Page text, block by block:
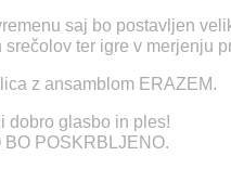
saj bo postavljen
srečolov ter igre v merjenju
z ansamblom ERAZEM.
dobro glasbo in ples!
POSKRBLJENO.